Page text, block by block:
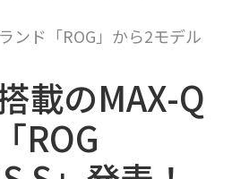
ンド「ROG」から2モデル
載のMAX-Q
ROG